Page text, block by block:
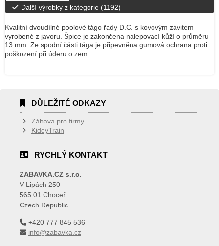
Další výrobky z kategorie (1192)
Kvalitní dvoudílné poolové tágo řady D.C. s kovovým závitem
vyrobené z javoru. Špice je zakončena nalepovací kůží o průměru
13 mm. Ze spodní části tága je připevněna gumová ochrana proti
poškození při úderu o zem.
DŮLEŽITÉ ODKAZY
Zábava pro firmy
KiddyTrain
RYCHLÝ KONTAKT
ZABAVKA.CZ s.r.o.
V Lipách 250
565 01 Choceň
Czech Republic
+420 777 845 536
info@zabavka.cz